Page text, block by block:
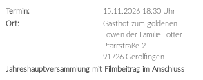
Termin:
15.11.2026 18:30 Uhr
Ort:
Gasthof zum goldenen
Löwen der Familie Lotter
Pfarrstraße 2
91726 Gerolfingen
Jahreshauptversammlung mit Filmbeitrag im Anschluss